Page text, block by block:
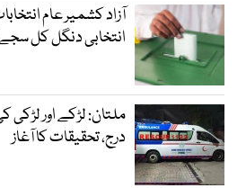
آزاد کشمیر عام
انتخابی دنگل کل
ملتان: لڑکے اور
درج، تحقیقات کا آغاز